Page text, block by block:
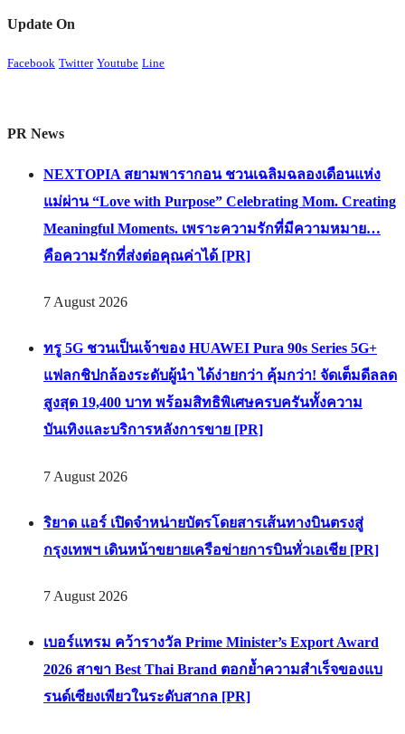
Update On
Facebook Twitter Youtube Line
PR News
NEXTOPIA สยามพารากอน ชวนเฉลิมฉลองเดือนแห่ง
แม่ผ่าน “Love with Purpose” Celebrating Mom. Creating
Meaningful Moments. เพราะความรักที่มีความหมาย…
คือความรักที่ส่งต่อคุณค่าได้ [PR]
7 August 2026
ทรู 5G ชวนเป็นเจ้าของ HUAWEI Pura 90s Series 5G+
แฟลกชิปกล้องระดับผู้นำ ได้ง่ายกว่า คุ้มกว่า! จัดเต็มดีลลด
สูงสุด 19,400 บาท พร้อมสิทธิพิเศษครบครันทั้งความ
บันเทิงและบริการหลังการขาย [PR]
7 August 2026
ริยาด แอร์ เปิดจำหน่ายบัตรโดยสารเส้นทางบินตรงสู่
กรุงเทพฯ เดินหน้าขยายเครือข่ายการบินทั่วเอเชีย [PR]
7 August 2026
เบอร์แทรม คว้ารางวัล Prime Minister’s Export Award
2026 สาขา Best Thai Brand ตอกย้ำความสำเร็จของแบ
รนด์เซียงเพียวในระดับสากล [PR]